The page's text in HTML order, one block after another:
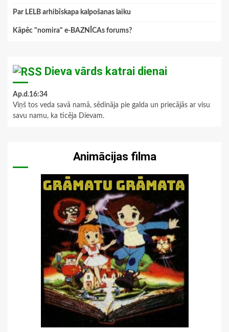
Par LELB arhibīskapa kalpošanas laiku
Kāpēc "nomira" e-BAZNĪCAs forums?
Dieva vārds katrai dienai
Ap.d.16:34
Viņš tos veda savā namā, sēdināja pie galda un priecājās ar visu
savu namu, ka ticēja Dievam.
Animācijas filma